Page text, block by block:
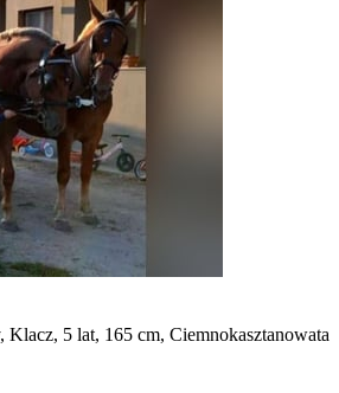
5 lat, 165 cm, Ciemnokasztanowata